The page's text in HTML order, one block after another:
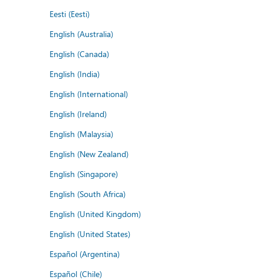
Eesti (Eesti)
English (Australia)
English (Canada)
English (India)
English (International)
English (Ireland)
English (Malaysia)
English (New Zealand)
English (Singapore)
English (South Africa)
English (United Kingdom)
English (United States)
Español (Argentina)
Español (Chile)